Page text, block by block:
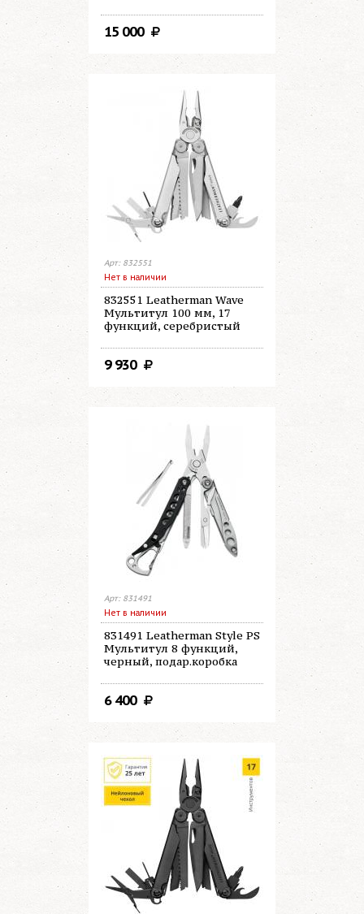
15 000
Арт: 832551
Нет в наличии
832551 Leatherman Wave
Мультитул 100 мм, 17
функций, серебристый
9 930
Арт: 831491
Нет в наличии
831491 Leatherman Style PS
Мультитул 8 функций,
черный, подар.коробка
6 400